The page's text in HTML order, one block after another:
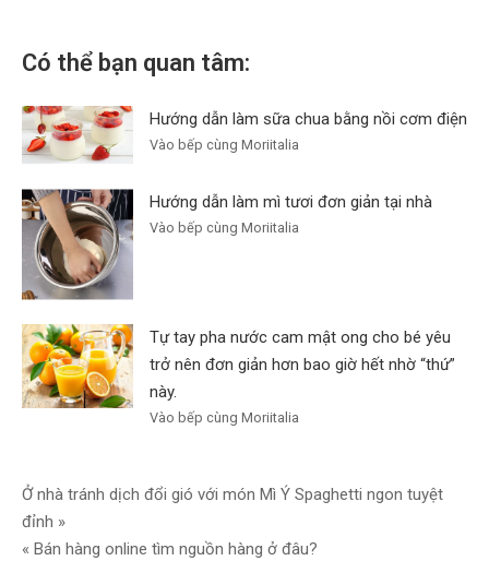
Có thể bạn quan tâm:
Hướng dẫn làm sữa chua bằng nồi cơm điện
Vào bếp cùng Moriitalia
Hướng dẫn làm mì tươi đơn giản tại nhà
Vào bếp cùng Moriitalia
Tự tay pha nước cam mật ong cho bé yêu
trở nên đơn giản hơn bao giờ hết nhờ “thứ”
này.
Vào bếp cùng Moriitalia
Điều
hướng
Ở nhà tránh dịch đổi gió với món Mì Ý Spaghetti ngon tuyệt
đỉnh »
« Bán hàng online tìm nguồn hàng ở đâu?